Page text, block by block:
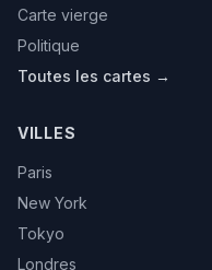
Carte vierge
Politique
Toutes les cartes →
VILLES
Paris
New York
Tokyo
Londres